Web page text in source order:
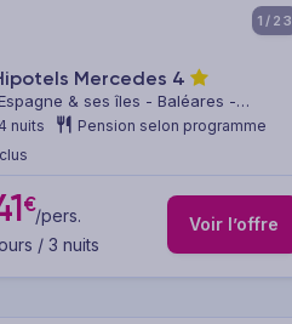
1/23
Mercedes 4
& ses îles - Baléares -
nuits
Pension selon programme
€/pers.
/ 3 nuits
Voir l’offre